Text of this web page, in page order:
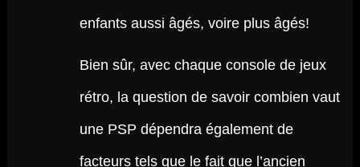
enfants aussi âgés, voire plus âgés!
Bien sûr, avec chaque console de jeux
rétro, la question de savoir combien vaut
une PSP dépendra également de
facteurs tels que le fait que l’ancien